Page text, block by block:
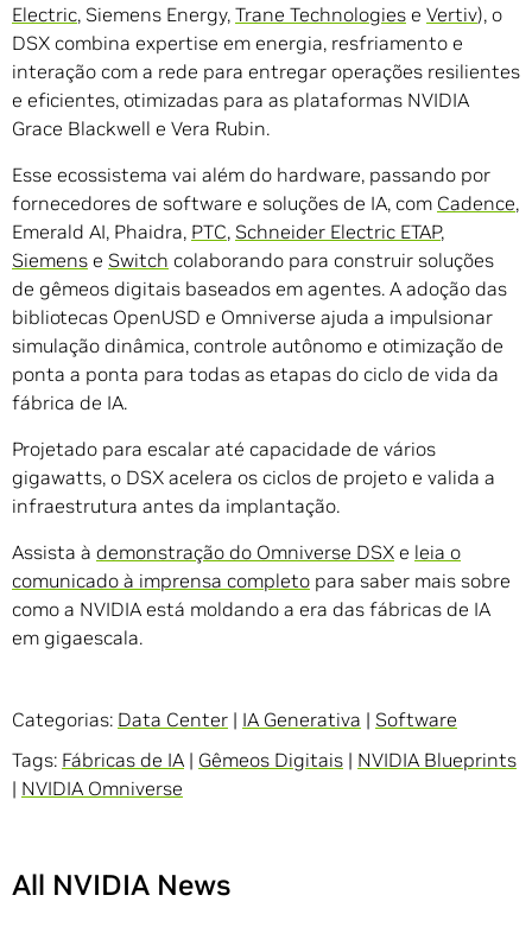
Electric, Siemens Energy, Trane Technologies e Vertiv), o
DSX combina expertise em energia, resfriamento e
interação com a rede para entregar operações resilientes
e eficientes, otimizadas para as plataformas NVIDIA
Grace Blackwell e Vera Rubin.
Esse ecossistema vai além do hardware, passando por
fornecedores de software e soluções de IA, com Cadence,
Emerald AI, Phaidra, PTC, Schneider Electric ETAP,
Siemens e Switch colaborando para construir soluções
de gêmeos digitais baseados em agentes. A adoção das
bibliotecas OpenUSD e Omniverse ajuda a impulsionar
simulação dinâmica, controle autônomo e otimização de
ponta a ponta para todas as etapas do ciclo de vida da
fábrica de IA.
Projetado para escalar até capacidade de vários
gigawatts, o DSX acelera os ciclos de projeto e valida a
infraestrutura antes da implantação.
Assista à demonstração do Omniverse DSX e leia o
comunicado à imprensa completo para saber mais sobre
como a NVIDIA está moldando a era das fábricas de IA
em gigaescala.
Categorias: Data Center | IA Generativa | Software
Tags: Fábricas de IA | Gêmeos Digitais | NVIDIA Blueprints
| NVIDIA Omniverse
All NVIDIA News